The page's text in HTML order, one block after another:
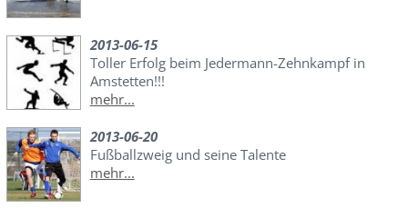
2013-06-15
Toller Erfolg beim Jedermann-Zehnkampf in
Amstetten!!!
mehr...
2013-06-20
Fußballzweig und seine Talente
mehr...